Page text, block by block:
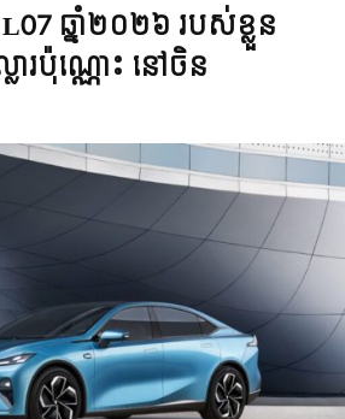
ឆ្នាំ២០២៦ របស់ខ្លួន
ារប៉ុណ្ណោះ នៅចិន